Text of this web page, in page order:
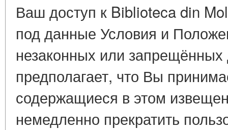
Ваш доступ к Biblioteca din
под данные Условия и
незаконных или
предполагает, что Вы
содержащиеся в этом
немедленно прекратить